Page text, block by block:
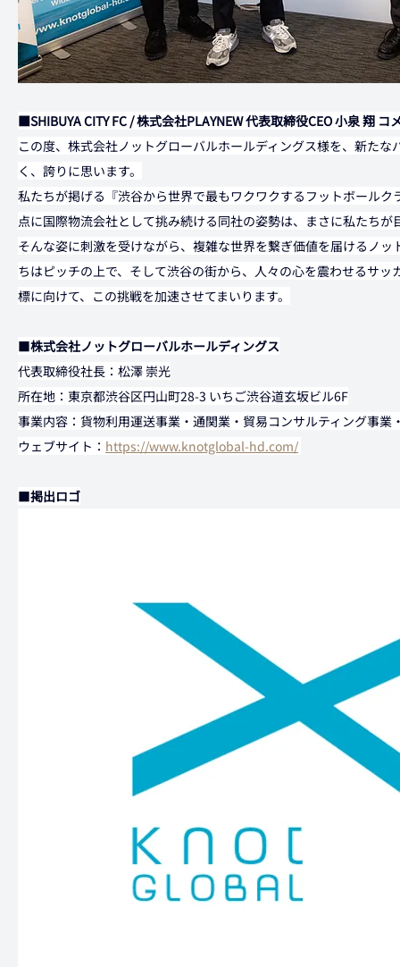
■SHIBUYA CITY FC / 株式会社PLAYNEW 代表取締役CEO 小泉 翔 コ
この度、株式会社ノットグローバルホールディングス様を、新た
く、誇りに思います。
私たちが掲げる『渋谷から世界で最もワクワクするフットボール
点に国際物流会社として挑み続ける同社の姿勢は、まさに私たちが
そんな姿に刺激を受けながら、複雑な世界を繋ぎ価値を届けるノ
ちはピッチの上で、そして渋谷の街から、人々の心を震わせるサ
標に向けて、この挑戦を加速させてまいります。
■株式会社ノットグローバルホールディングス
代表取締役社長：松澤 崇光
所在地：東京都渋谷区円山町28-3 いちご渋谷道玄坂ビル6F
事業内容：貨物利用運送事業・通関業・貿易コンサルティング事業
ウェブサイト： https://www.knotglobal-hd.com/
■掲出ロゴ